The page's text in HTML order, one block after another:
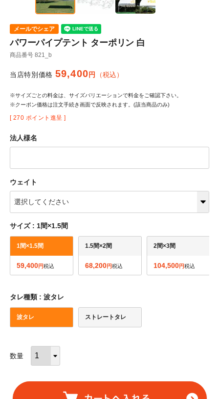
パワーパイプテント ターポリン 白
商品番号 821_b
当店特別価格 59,400 税込
※サイズごとの料金は、サイズバリエーションで料金をご確認下さい。
※クーポン価格は注文手続き画面で反映されます。(該当商品のみ)
[ 270 ポイント進呈 ]
法人様名
ウェイト
サイズ 1間×1.5間
1間×1.5間
59,400 税込
1.5間×2間
68,200 税込
2間×3間
104,500 税込
タレ種類 波タレ
波タレ ストレートタレ
メールでシェア